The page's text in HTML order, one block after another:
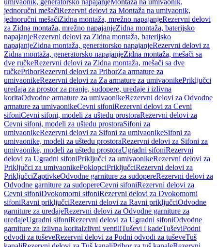
umivaonik, generatorsko napajanjeMontaža na umivaonik,
jednoručni mešačiRezervni delovi za Montaža na umivaonik,
jednoručni mešačiZidna montaža, mrežno napajanjeRezervni delovi
za Zidna montaža, mrežno napajanjeZidna montaža, baterijsko
napajanjeRezervni delovi za Zidna montaža, baterijsko
napajanjeZidna montaža, generatorsko napajanjeRezervni delovi za
Zidna montaža, generatorsko napajanjeZidna montaža, mešači sa
dve ručkeRezervni delovi za Zidna montaža, mešači sa dve
ručkePriborRezervni delovi za PriborZa armature za
umivaonikeRezervni delovi za Za armature za umivaonikePriključci
uređaja za prostor za pranje, sudopere, uređaje i izlivna
koritaOdvodne armature za umivaonikeRezervni delovi za Odvodne
armature za umivaonikeCevni sifoniRezervni delovi za Cevni
sifoniCevni sifoni, modeli za uštedu prostoraRezervni delovi za
Cevni sifoni, modeli za uštedu prostoraSifoni za
umivaonikeRezervni delovi za Sifoni za umivaonikeSifoni za
umivaonike, modeli za uštedu prostoraRezervni delovi za Sifoni za
umivaonike, modeli za uštedu prostoraUgradni sifoniRezervni
delovi za Ugradni sifoniPriključci za umivaonikeRezervni delovi za
Priključci za umivaonikePoklopciPriključciRezervni delovi za
PriključciZaptivkeOdvodne garniture za sudopereRezervni delovi za
Odvodne garniture za sudopereCevni sifoniRezervni delovi za
Cevni sifoniDvokomorni sifoniRezervni delovi za Dvokomorni
sifoniRavni priključciRezervni delovi za Ravni priključciOdvodne
garniture za uređajeRezervni delovi za Odvodne garniture za
uređajeUgradni sifoniRezervni delovi za Ugradni sifoniOdvodne
garniture za izlivna koritaIzlivni ventiliTuševi i kadeTuševiPodni
odvodi za tuševeRezervni delovi za Podni odvodi za tuševeTuš